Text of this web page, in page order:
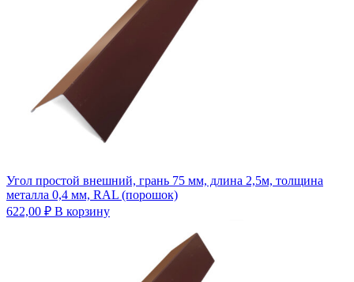
Угол простой внешний, грань 75 мм, длина 2,5м, толщина
металла 0,4 мм, RAL (порошок)
622,00 ₽ В корзину